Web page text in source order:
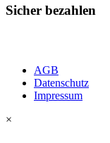
Sicher bezahlen
AGB
Datenschutz
Impressum
×